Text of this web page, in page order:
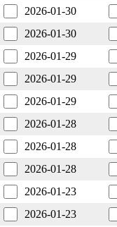
2026-01-30
2026-01-30
2026-01-29
2026-01-29
2026-01-29
2026-01-28
2026-01-28
2026-01-28
2026-01-23
2026-01-23